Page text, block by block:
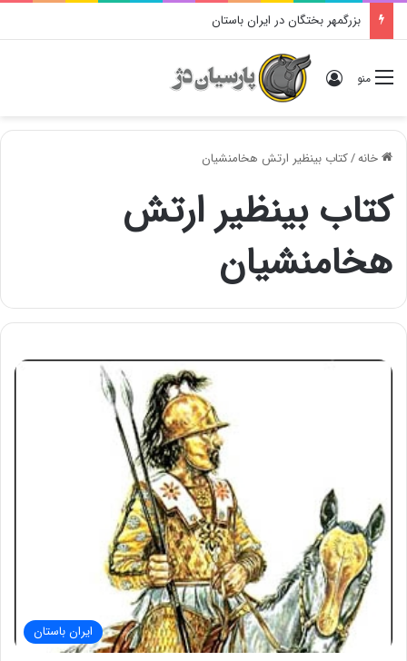
بزرگمهر بختگان در ایران باستان
منو ورود
خانه/کتاب بینظیر ارتش هخامنشیان
کتاب بینظیر ارتش
هخامنشیان
ایران باستان